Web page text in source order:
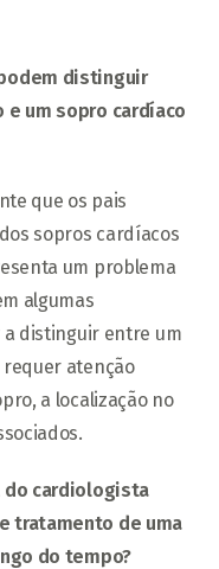
distinguir
um sopro cardíaco
que os pais
sopros cardíacos
um problema
algumas
distinguir entre um
atenção
a localização no
do cardiologista
tratamento de uma
do tempo?